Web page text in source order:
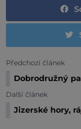
Předchozí článek
Dobrodružný
Další článek
Jizerské hory,